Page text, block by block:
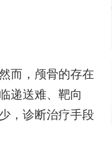
而，颅骨的存在
递送难、靶向
，诊断治疗手段